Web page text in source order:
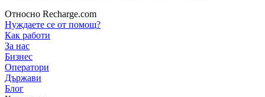
Относно Recharge.com
Нуждаете се от помощ?
Как работи
За нас
Бизнес
Оператори
Държави
Блог